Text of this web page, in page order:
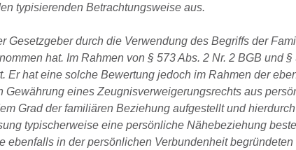
typisierenden Betrachtungsweise aus.
durch die Verwendung des Begriffs der
hat. Im Rahmen von § 573 Abs. 2 Nr. 2 BGB und §
Er hat eine solche Bewertung jedoch im Rahmen der
eines Zeugnisverweigerungsrechts aus
Grad der familiären Beziehung aufgestellt und
typischerweise eine persönliche Nähebeziehung
ebenfalls in der persönlichen Verbundenheit begründeten